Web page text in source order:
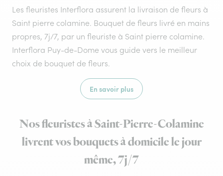
Les fleuristes Interflora assurent la livraison de fleurs à
Saint pierre colamine. Bouquet de fleurs livré en mains
propres, 7j/7, par un fleuriste à Saint pierre colamine.
Interflora Puy-de-Dome vous guide vers le meilleur
choix de bouquet de fleurs.
En savoir plus
Nos fleuristes à Saint-Pierre-Colamine
livrent vos bouquets à domicile le jour
même, 7j/7